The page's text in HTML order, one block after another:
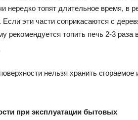
район
топят длительное время, в
эти части соприкасаются с
рекомендуется топить печь 2-3 раза
нельзя хранить
при эксплуатации бытовых